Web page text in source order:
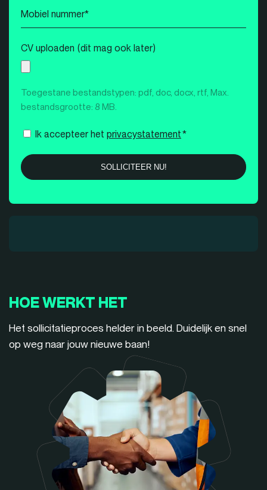
*
Mobiel
nummer
*
CV uploaden (dit mag ook later)
Toegestane bestandstypen: pdf, doc, docx, rtf, Max.
bestandsgrootte: 8 MB.
Instemming
Ik accepteer het privacystatement*
HOE WERKT HET
Het sollicitatieproces helder in beeld. Duidelijk en snel
op weg naar jouw nieuwe baan!